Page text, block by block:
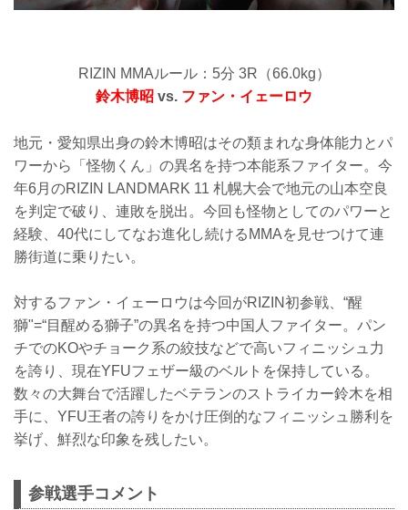
RIZIN MMAルール：5分 3R（66.0kg）
鈴木博昭 vs. ファン・イェーロウ
地元・愛知県出身の鈴木博昭はその類まれな身体能力とパ
ワーから「怪物くん」の異名を持つ本能系ファイター。今
年6月のRIZIN LANDMARK 11 札幌大会で地元の山本空良
を判定で破り、連敗を脱出。今回も怪物としてのパワーと
経験、40代にしてなお進化し続けるMMAを見せつけて連
勝街道に乗りたい。
対するファン・イェーロウは今回がRIZIN初参戦、“醒
獅"=“目醒める獅子”の異名を持つ中国人ファイター。パン
チでのKOやチョーク系の絞技などで高いフィニッシュ力
を誇り、現在YFUフェザー級のベルトを保持している。
数々の大舞台で活躍したベテランのストライカー鈴木を相
手に、YFU王者の誇りをかけ圧倒的なフィニッシュ勝利を
挙げ、鮮烈な印象を残したい。
参戦選手コメント